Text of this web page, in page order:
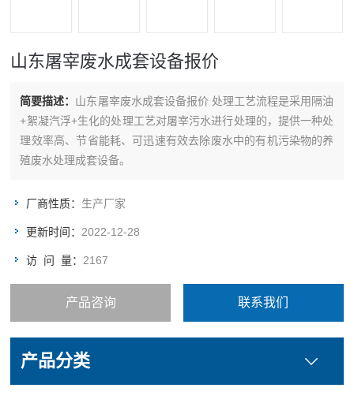
山东屠宰废水成套设备报价
简要描述： 山东屠宰废水成套设备报价 处理工艺流程是采用隔油
+絮凝汽浮+生化的处理工艺对屠宰污水进行处理的，提供一种处
理效率高、节省能耗、可迅速有效去除废水中的有机污染物的养
殖废水处理成套设备。
厂商性质： 生产厂家
更新时间： 2022-12-28
访 问 量： 2167
产品咨询 联系我们
产品分类